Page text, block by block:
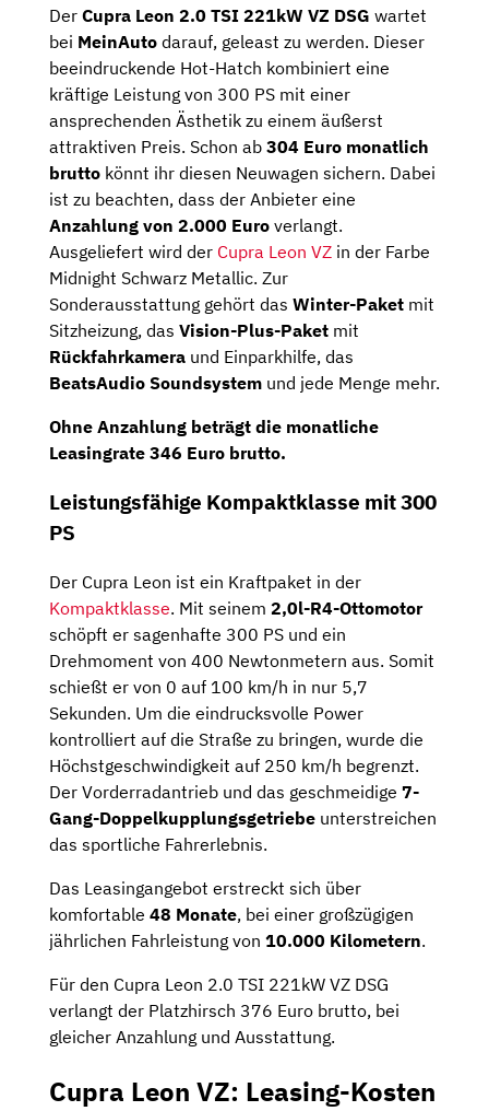
Der Cupra Leon 2.0 TSI 221kW VZ DSG wartet
bei MeinAuto darauf, geleast zu werden. Dieser
beeindruckende Hot-Hatch kombiniert eine
kräftige Leistung von 300 PS mit einer
ansprechenden Ästhetik zu einem äußerst
attraktiven Preis. Schon ab 304 Euro monatlich
brutto könnt ihr diesen Neuwagen sichern. Dabei
ist zu beachten, dass der Anbieter eine
Anzahlung von 2.000 Euro verlangt.
Ausgeliefert wird der Cupra Leon VZ in der Farbe
Midnight Schwarz Metallic. Zur
Sonderausstattung gehört das Winter-Paket mit
Sitzheizung, das Vision-Plus-Paket mit
Rückfahrkamera und Einparkhilfe, das
BeatsAudio Soundsystem und jede Menge mehr.
Ohne Anzahlung beträgt die monatliche
Leasingrate 346 Euro brutto.
Leistungsfähige Kompaktklasse mit 300
PS
Der Cupra Leon ist ein Kraftpaket in der
Kompaktklasse. Mit seinem 2,0l-R4-Ottomotor
schöpft er sagenhafte 300 PS und ein
Drehmoment von 400 Newtonmetern aus. Somit
schießt er von 0 auf 100 km/h in nur 5,7
Sekunden. Um die eindrucksvolle Power
kontrolliert auf die Straße zu bringen, wurde die
Höchstgeschwindigkeit auf 250 km/h begrenzt.
Der Vorderradantrieb und das geschmeidige 7-
Gang-Doppelkupplungsgetriebe unterstreichen
das sportliche Fahrerlebnis.
Das Leasingangebot erstreckt sich über
komfortable 48 Monate, bei einer großzügigen
jährlichen Fahrleistung von 10.000 Kilometern.
Für den Cupra Leon 2.0 TSI 221kW VZ DSG
verlangt der Platzhirsch 376 Euro brutto, bei
gleicher Anzahlung und Ausstattung.
Cupra Leon VZ: Leasing-Kosten